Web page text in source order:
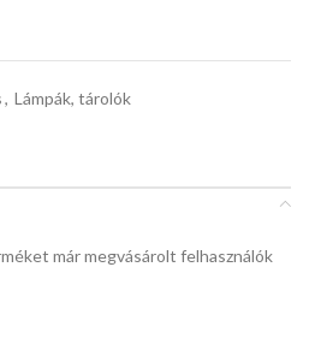
, Lámpák, tárolók
már megvásárolt felhasználók